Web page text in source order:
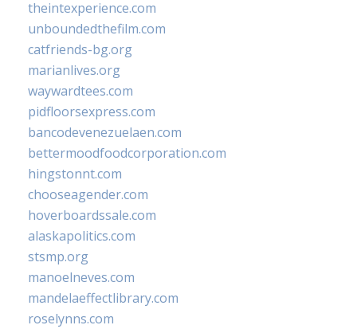
theintexperience.com
unboundedthefilm.com
catfriends-bg.org
marianlives.org
waywardtees.com
pidfloorsexpress.com
bancodevenezuelaen.com
bettermoodfoodcorporation.com
hingstonnt.com
chooseagender.com
hoverboardssale.com
alaskapolitics.com
stsmp.org
manoelneves.com
mandelaeffectlibrary.com
roselynns.com